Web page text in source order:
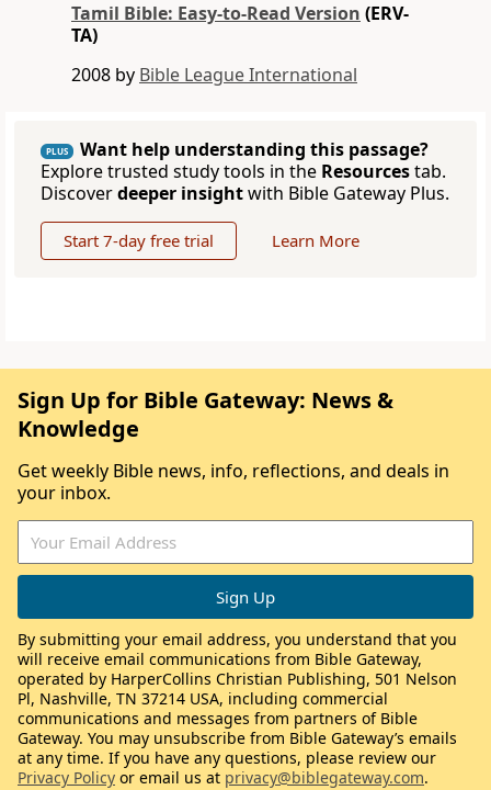
Tamil Bible: Easy-to-Read Version (ERV-
TA)
2008 by Bible League International
PLUS
Want help understanding this passage?
Explore trusted study tools in the Resourcestab.
Discoverdeeper insightwith Bible Gateway Plus.
Start 7-day free trial Learn More
Sign Up for Bible Gateway: News &
Knowledge
Get weekly Bible news, info, reflections, and deals in
your inbox.
By submitting your email address, you understand that you
will receive email communications from Bible Gateway,
operated by HarperCollins Christian Publishing, 501 Nelson
Pl, Nashville, TN 37214 USA, including commercial
communications and messages from partners of Bible
Gateway. You may unsubscribe from Bible Gateway’s emails
at any time. If you have any questions, please review our
Privacy Policy or email us at privacy@biblegateway.com.